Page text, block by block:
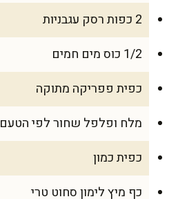
2 כפות רסק עגבניות
1/2 כוס מים חמים
כפית פפריקה מתוקה
מלח ופלפל שחור לפי הטעם
כפית כמון
כף מיץ לימון סחוט טרי